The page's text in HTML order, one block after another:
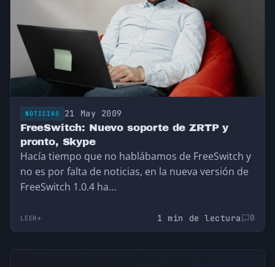
NOTICIAS 21 May 2009
FreeSwitch: Nuevo soporte de ZRTP y
pronto, Skype
Hacía tiempo que no hablábamos de FreeSwitch y
no es por falta de noticias, en la nueva versión de
FreeSwitch 1.0.4 ha…
LEER 1 min de lectura 0